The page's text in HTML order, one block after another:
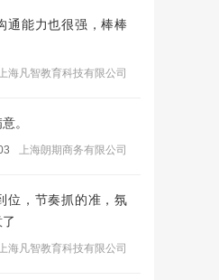
通能力也很强，棒棒
上海凡智教育科技有限公司
。
上海朗期商务有限公司
位，节奏抓的准，氛
上海凡智教育科技有限公司